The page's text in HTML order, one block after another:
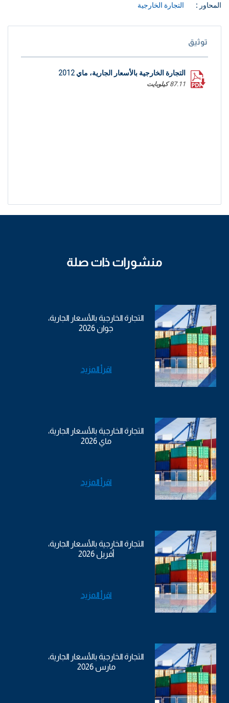
المحاور : التجارة الخارجية
توثيق
التجارة الخارجية بالأسعار الجارية، ماي 2012
87.11 كيلوبايت
منشورات ذات صلة
التجارة الخارجية بالأسعار الجارية،
جوان 2026
اقرأ المزيد
التجارة الخارجية بالأسعار الجارية،
ماي 2026
اقرأ المزيد
التجارة الخارجية بالأسعار الجارية،
أفريل 2026
اقرأ المزيد
التجارة الخارجية بالأسعار الجارية،
مارس 2026